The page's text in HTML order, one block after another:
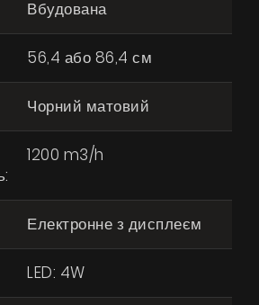
Про нас
дизайнера
Вбудована
56,4 або 86,4 см
Чорний матовий
1200 m3/h
Електронне з дисплеєм
LED: 4W